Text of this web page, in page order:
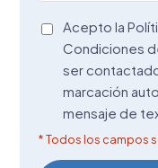
Acuerdo
(Obligatorio)
Acepto la
Condiciones
ser
marcación
mensaje de
* Todos los campos